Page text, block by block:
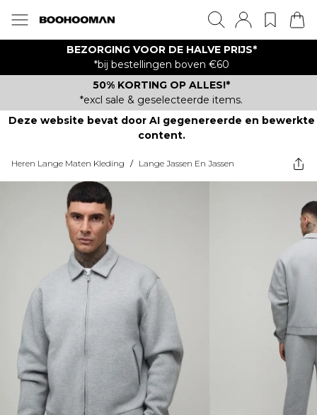
BEZORGING VOOR DE HALVE PRIJS*
*bij bestellingen boven €60
50% KORTING OP ALLES!*
*excl sale & geselecteerde items.
Deze website bevat door AI gegenereerde en bewerkte
content.
Heren Lange Maten Kleding / Lange Jassen En Jassen